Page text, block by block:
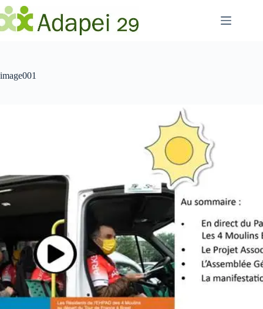
Passer
au
contenu
image001